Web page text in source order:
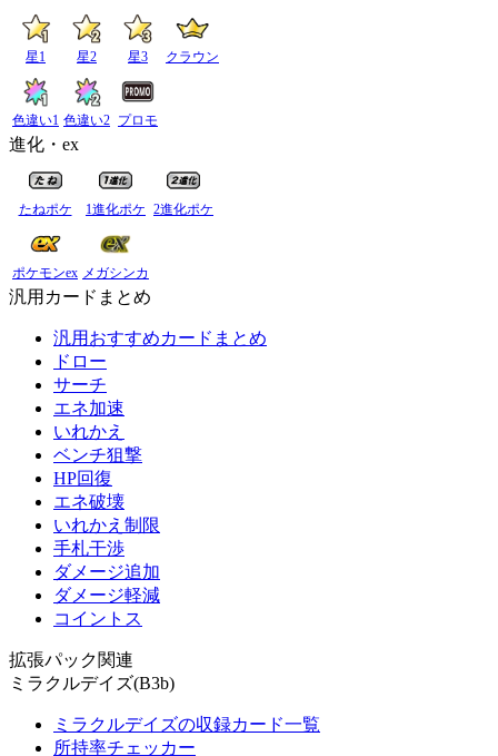
星1 星2 星3 クラウン
色違い1 色違い2 プロモ
進化・ex
たねポケ 1進化ポケ 2進化ポケ
ポケモンex メガシンカ
汎用カードまとめ
汎用おすすめカードまとめ
ドロー
サーチ
エネ加速
いれかえ
ベンチ狙撃
HP回復
エネ破壊
いれかえ制限
手札干渉
ダメージ追加
ダメージ軽減
コイントス
拡張パック関連
ミラクルデイズ(B3b)
ミラクルデイズの収録カード一覧
所持率チェッカー